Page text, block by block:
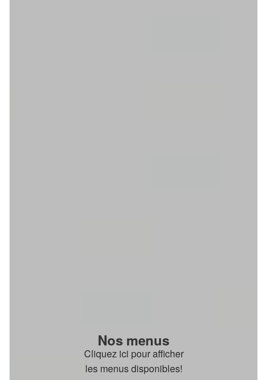
Nos menus
Cliquez ici pour afficher
les menus disponibles!